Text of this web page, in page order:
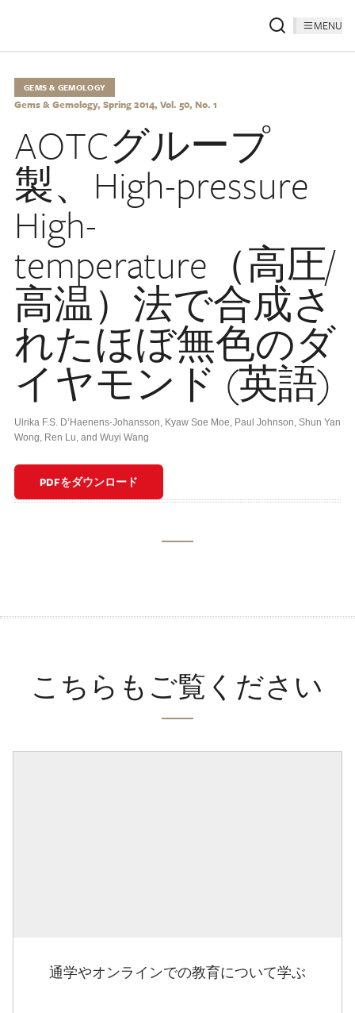
MENU
GEMS & GEMOLOGY
Gems & Gemology, Spring 2014, Vol. 50, No. 1
AOTCグループ
製、High-pressure
High-
temperature（高圧/
高温）法で合成さ
れたほぼ無色のダ
イヤモンド (英語)
Ulrika F.S. D’Haenens-Johansson, Kyaw Soe Moe, Paul Johnson, Shun Yan
Wong, Ren Lu, and Wuyi Wang
PDFをダウンロード
こちらもご覧ください
通学やオンラインでの教育について学ぶ